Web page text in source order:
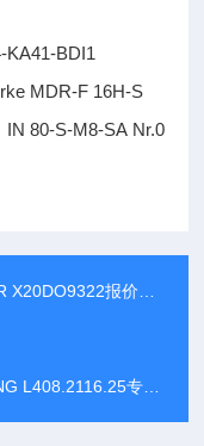
KA41-BDI1
MDR-F 16H-S
80-S-M8-SA Nr.0
钟Wuli保证，源头采购全资料
国工控三十年报价，还是这个味道